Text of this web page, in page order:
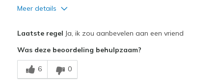
Meer details
Beste toepassingen
Casual Wear
Laatste regel Ja, ik zou aanbevelen aan een vriend
Was deze beoordeling behulpzaam?
6 0